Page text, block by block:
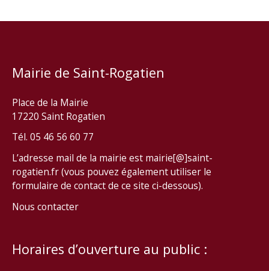
Mairie de Saint-Rogatien
Place de la Mairie
17220 Saint Rogatien
Tél. 05 46 56 60 77
L’adresse mail de la mairie est mairie[@]saint-
rogatien.fr (vous pouvez également utiliser le
formulaire de contact de ce site ci-dessous).
Nous contacter
Horaires d’ouverture au public :